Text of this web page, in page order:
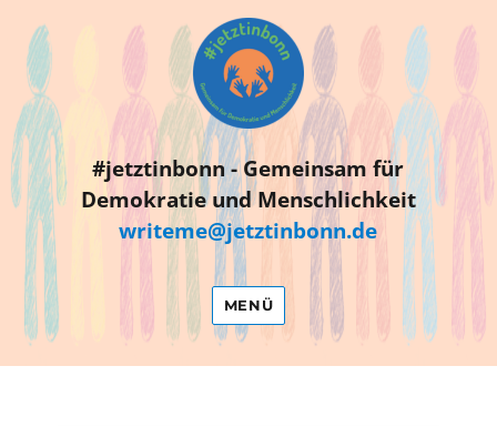
#jetztinbonn
#jetztinbonn - Gemeinsam für
Demokratie und Menschlichkeit
writeme@jetztinbonn.de
MENÜ